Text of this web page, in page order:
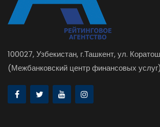
100027, Узбекистан, г.Ташкент, ул.
(Межбанковский центр финансовых услуг)